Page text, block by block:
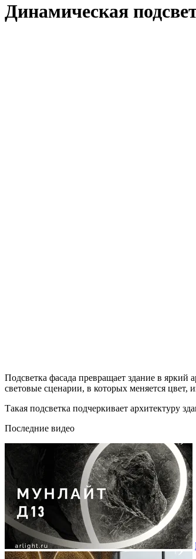
Динамическая
Подсветка фасада превращает здание в
световые сценарии, в которых меняется цвет,
Такая подсветка подчеркивает архитектуру
Последние видео